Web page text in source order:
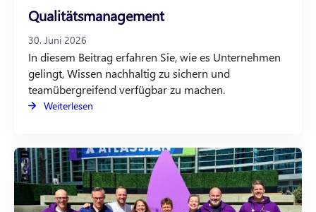
Qualitätsmanagement
30. Juni 2026
In diesem Beitrag erfahren Sie, wie es Unternehmen
gelingt, Wissen nachhaltig zu sichern und
teamübergreifend verfügbar zu machen.
Weiterlesen